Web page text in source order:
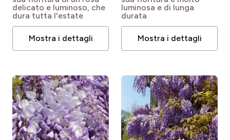
delicato e luminoso, che
dura tutta l'estate
Mostra i dettagli
luminosa e di lunga
durata
Mostra i dettagli